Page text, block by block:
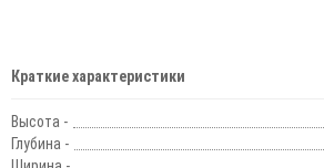
Краткие характеристики
Высота -
Глубина -